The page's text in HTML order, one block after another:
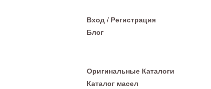
Вход / Регистрация
Блог
Оригинальные Каталоги
Каталог масел